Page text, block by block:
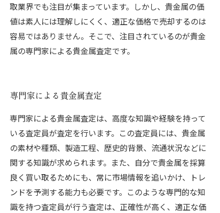
取業界でも注目が集まっています。しかし、貴金属の価
値は素人には理解しにくく、適正な価格で売却するのは
容易ではありません。そこで、注目されているのが貴金
属の専門家による貴金属査定です。
専門家による貴金属査定
専門家による貴金属査定は、高度な知識や経験を持って
いる査定員が査定を行います。この査定員には、貴金属
の素材や種類、製造工程、歴史的背景、流通状況などに
関する知識が求められます。また、自分で貴金属を採算
良く買い取るためにも、常に市場情報を追いかけ、トレ
ンドを予測する能力も必要です。このような専門的な知
識を持つ査定員が行う査定は、正確性が高く、適正な価